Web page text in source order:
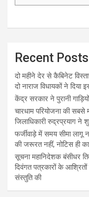
Recent Posts
दो महीने देर से कैबिनेट
दो नाराज विधायकों ने दिया
केंद्र सरकार ने पुरानी
चारधाम परियोजना की
जिलाधिकारी रुद्रप्रयाग ने
फर्जीवाड़े में समय सीमा लागू
की जरूरत नहीं, नोटिस ही
सूचना महानिदेशक बंसीधर
दिवंगत पत्रकारों के
संस्तुति की